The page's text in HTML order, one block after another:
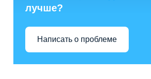
лучше?
Написать о проблеме